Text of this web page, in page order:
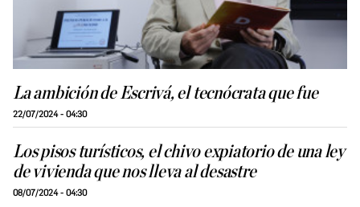
La ambición de Escrivá, el tecnócrata que fue
22/07/2024 - 04:30
Los pisos turísticos, el chivo expiatorio de una ley
de vivienda que nos lleva al desastre
08/07/2024 - 04:30